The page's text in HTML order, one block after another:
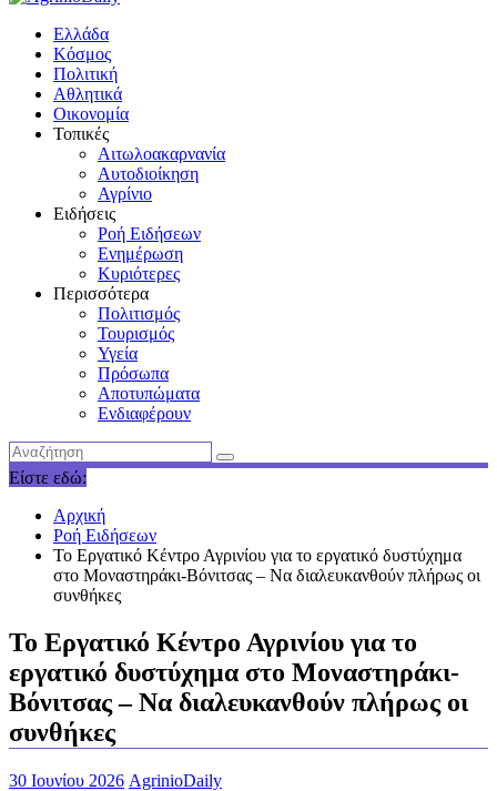
Ελλάδα
Κόσμος
Πολιτική
Αθλητικά
Οικονομία
Τοπικές
Αιτωλοακαρνανία
Αυτοδιοίκηση
Αγρίνιο
Ειδήσεις
Ροή Ειδήσεων
Ενημέρωση
Κυριότερες
Περισσότερα
Πολιτισμός
Τουρισμός
Υγεία
Πρόσωπα
Αποτυπώματα
Ενδιαφέρουν
Είστε εδώ:
Αρχική
Ροή Ειδήσεων
To Eργατικό Κέντρο Αγρινίου για το εργατικό δυστύχημα
στο Μοναστηράκι-Βόνιτσας – Να διαλευκανθούν πλήρως οι
συνθήκες
To Eργατικό Κέντρο Αγρινίου για το
εργατικό δυστύχημα στο Μοναστηράκι-
Βόνιτσας – Να διαλευκανθούν πλήρως οι
συνθήκες
30 Ιουνίου 2026 AgrinioDaily